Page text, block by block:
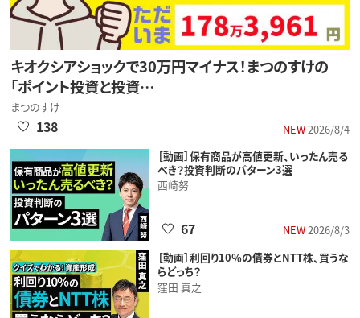
キオクシアショックで30万円マイナス！まつのすけの
「ポイント投資と投資…
まつのすけ
NEW2026/8/4
138
［動画］保有商品が高値更新、いったん売る
べき？投資判断のパターン3選
西崎努
NEW2026/8/3
67
［動画］利回り10％の債券とNTT株、買うな
らどっち？
窪田 真之